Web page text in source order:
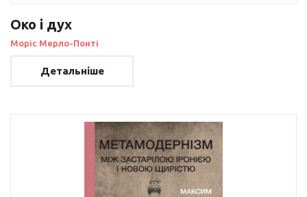
Око і дух
Моріс Мерло-Понті
Детальніше